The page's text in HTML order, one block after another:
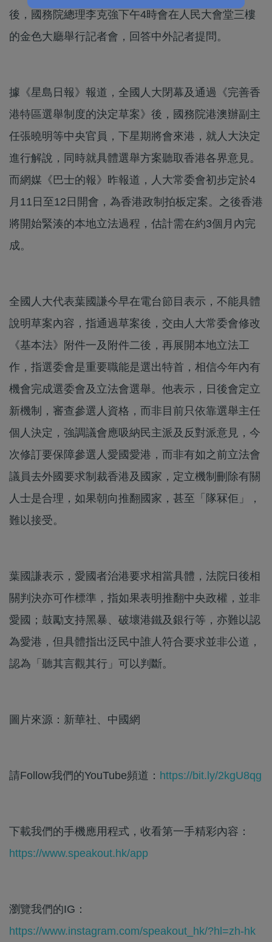
後，國務院總理李克強下午4時會在人民大會堂三樓
的金色大廳舉行記者會，回答中外記者提問。
據《星島日報》報道，全國人大閉幕及通過《完善香
港特區選舉制度的決定草案》後，國務院港澳辦副主
任張曉明等中央官員，下星期將會來港，就人大決定
進行解說，同時就具體選舉方案聽取香港各界意見。
而網媒《巴士的報》昨報道，人大常委會初步定於4
月11日至12日開會，為香港政制拍板定案。之後香港
將開始緊湊的本地立法過程，估計需在約3個月內完
成。
全國人大代表葉國謙今早在電台節目表示，不能具體
說明草案內容，指通過草案後，交由人大常委會修改
《基本法》附件一及附件二後，再展開本地立法工
作，指選委會是重要職能是選出特首，相信今年內有
機會完成選委會及立法會選舉。他表示，日後會定立
新機制，審查參選人資格，而非目前只依靠選舉主任
個人決定，強調議會應吸納民主派及反對派意見，今
次修訂要保障參選人愛國愛港，而非有如之前立法會
議員去外國要求制裁香港及國家，定立機制刪除有關
人士是合理，如果朝向推翻國家，甚至「隊冧佢」，
難以接受。
葉國謙表示，愛國者治港要求相當具體，法院日後相
關判決亦可作標準，指如果表明推翻中央政權，並非
愛國；鼓勵支持黑暴、破壞港鐵及銀行等，亦難以認
為愛港，但具體指出泛民中誰人符合要求並非公道，
認為「聽其言觀其行」可以判斷。
圖片來源：新華社、中國網
請Follow我們的YouTube頻道： https://bit.ly/2kgU8qg
下載我們的手機應用程式，收看第一手精彩內容：
https://www.speakout.hk/app
瀏覽我們的IG：
https://www.instagram.com/speakout_hk/?hl=zh-hk